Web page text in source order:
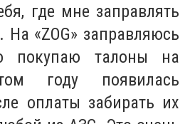
где мне заправлять
«ZOG» заправляюсь
покупаю талоны на
году появилась
оплаты забирать их